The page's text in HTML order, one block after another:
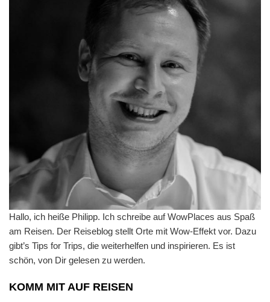
Hallo, ich heiße Philipp. Ich schreibe auf WowPlaces aus Spaß
am Reisen. Der Reiseblog stellt Orte mit Wow-Effekt vor. Dazu
gibt’s Tips for Trips, die weiterhelfen und inspirieren. Es ist
schön, von Dir gelesen zu werden.
KOMM MIT AUF REISEN